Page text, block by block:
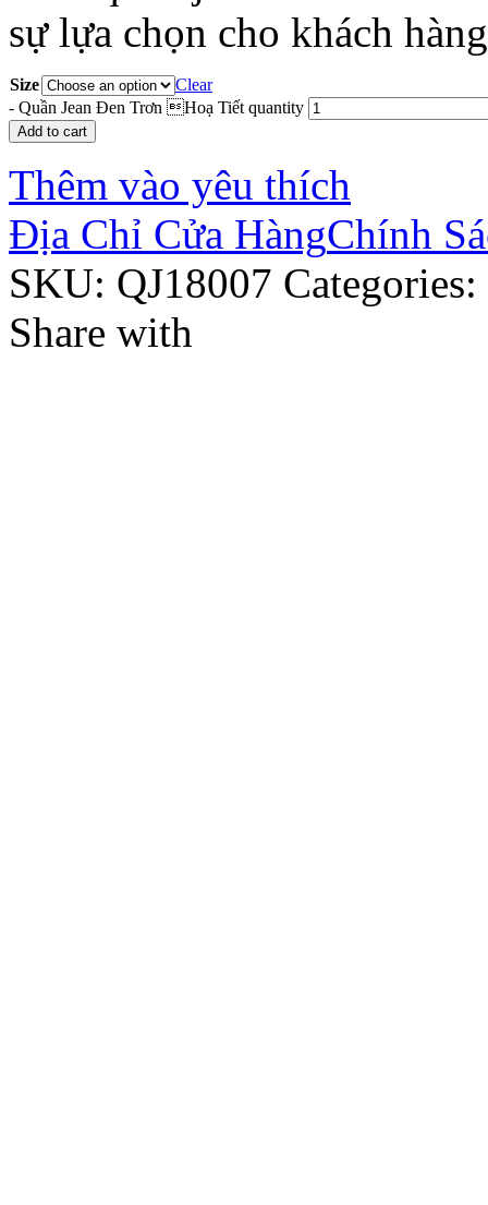
sự lựa chọn cho khách
Size
Clear
- Quần Jean Đen Trơn Hoạ Tiết quantity
Add to cart
Thêm vào yêu thích
Địa Chỉ Cửa HàngChính
SKU: QJ18007 Categories:
Share with